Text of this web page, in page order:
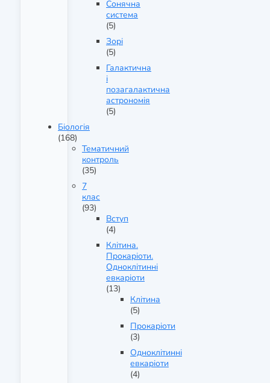
Сонячна
система
(5)
Зорі
(5)
Галактична
і
позагалактична
астрономія
(5)
Біологія
(168)
Тематичний
контроль
(35)
7
клас
(93)
Вступ
(4)
Клітина.
Прокаріоти.
Одноклітинні
евкаріоти
(13)
Клітина
(5)
Прокаріоти
(3)
Одноклітинні
евкаріоти
(4)